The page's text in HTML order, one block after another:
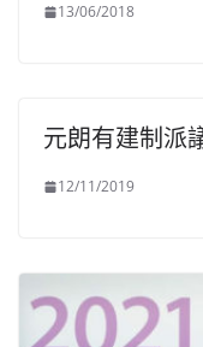
13/06/2018
元朗有建制派
12/11/2019